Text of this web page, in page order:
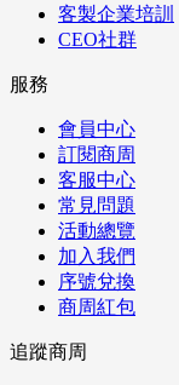
客製企業培訓
CEO社群
服務
會員中心
訂閱商周
客服中心
常見問題
活動總覽
加入我們
序號兌換
商周紅包
追蹤商周